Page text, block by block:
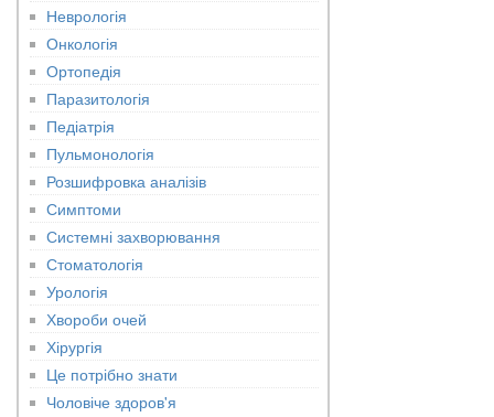
Неврологія
Онкологія
Ортопедія
Паразитологія
Педіатрія
Пульмонологія
Розшифровка аналізів
Симптоми
Системні захворювання
Стоматологія
Урологія
Хвороби очей
Хірургія
Це потрібно знати
Чоловіче здоров'я